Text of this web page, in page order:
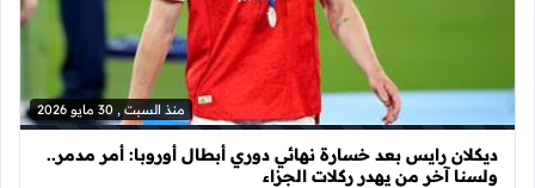
منذ السبت , 30 مايو 2026
ديكلان رايس بعد خسارة نهائي دوري أبطال أوروبا: أمر مدمر..
ولسنا آخر من يهدر ركلات الجزاء